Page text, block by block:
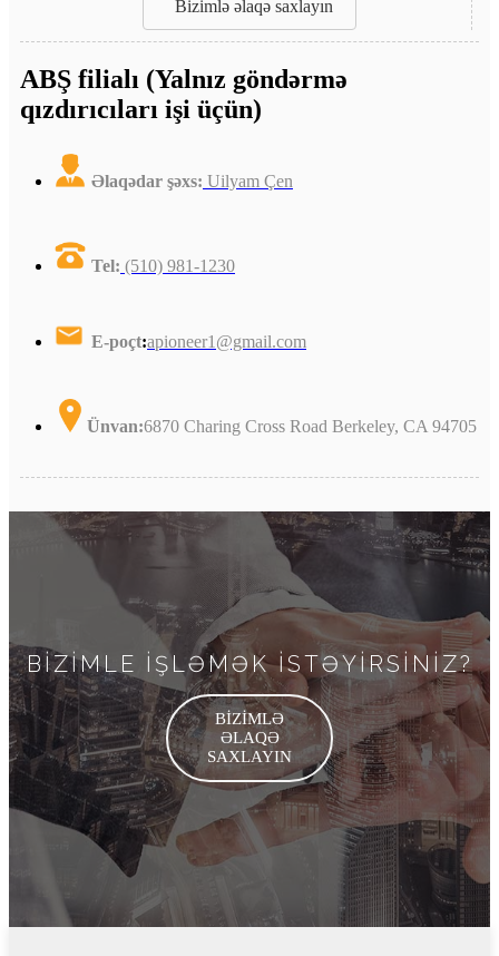
Bizimlə əlaqə saxlayın
ABŞ filialı (Yalnız göndərmə
qızdırıcıları işi üçün)
Əlaqədar şəxs: Uilyam Çen
Tel: (510) 981-1230
E-poçt:apioneer1@gmail.com
Ünvan:6870 Charing Cross Road Berkeley, CA 94705
BİZİMLE İŞLƏMƏK İSTƏYİRSİNİZ?
BİZİMLƏ
ƏLAQƏ
SAXLAYIN